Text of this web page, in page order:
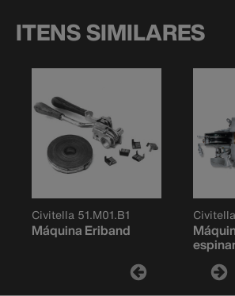
ITENS SIMILARES
Civitella 51.M01.B1
Máquina Eriband